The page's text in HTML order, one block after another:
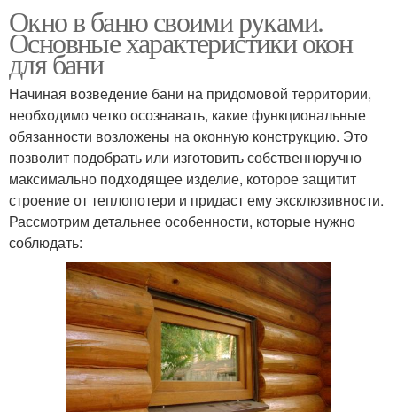
Окно в баню своими руками.
Основные характеристики окон
для бани
Начиная возведение бани на придомовой территории,
необходимо четко осознавать, какие функциональные
обязанности возложены на оконную конструкцию. Это
позволит подобрать или изготовить собственноручно
максимально подходящее изделие, которое защитит
строение от теплопотери и придаст ему эксклюзивности.
Рассмотрим детальнее особенности, которые нужно
соблюдать: